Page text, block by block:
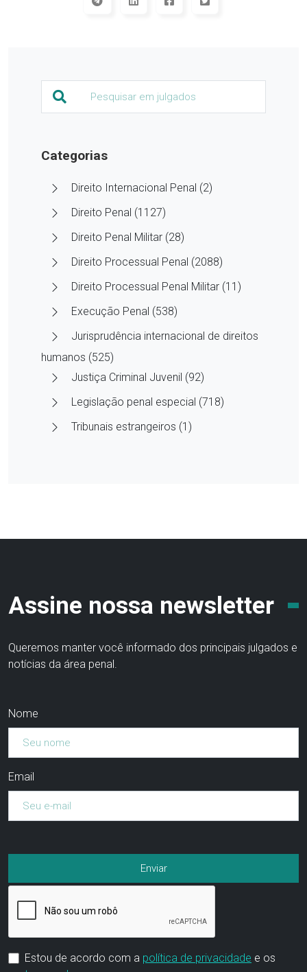
Categorias
Direito Internacional Penal (2)
Direito Penal (1127)
Direito Penal Militar (28)
Direito Processual Penal (2088)
Direito Processual Penal Militar (11)
Execução Penal (538)
Jurisprudência internacional de direitos
humanos (525)
Justiça Criminal Juvenil (92)
Legislação penal especial (718)
Tribunais estrangeiros (1)
Assine nossa newsletter
Queremos manter você informado dos principais julgados e
notícias da área penal.
Nome
Email
Estou de acordo com a política de privacidade e os